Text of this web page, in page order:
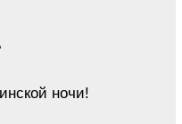
ночи!